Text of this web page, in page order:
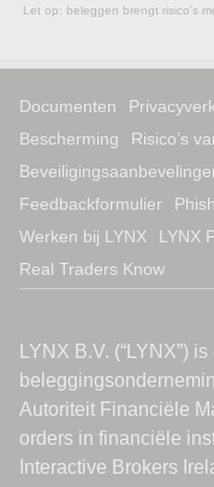
Let op: beleggen brengt risico's
Documenten
Bescherming
Risico’s
Feedbackformulier
Werken bij LYNX
LYNX
Real Traders Know